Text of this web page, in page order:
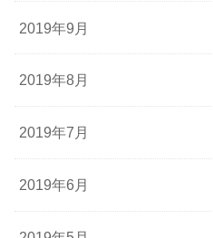
2019年9月
2019年8月
2019年7月
2019年6月